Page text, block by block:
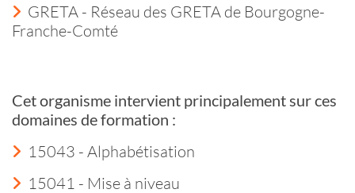
GRETA - Réseau des GRETA de Bourgogne-
Franche-Comté
Cet organisme intervient principalement sur ces
domaines de formation :
15043 - Alphabétisation
15041 - Mise à niveau